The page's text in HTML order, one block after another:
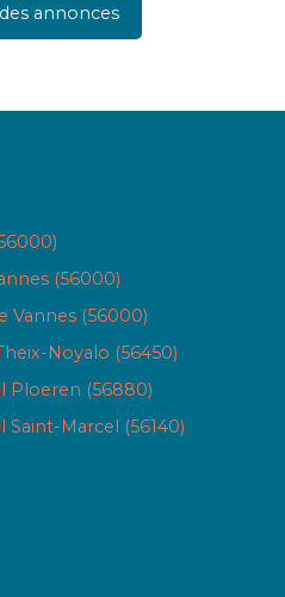
annonces
(56000)
Vannes (56000)
Noyalo (56450)
Ploeren (56880)
Marcel (56140)